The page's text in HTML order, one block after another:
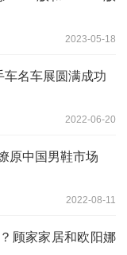
2023-05-18
车名车展圆满成功
2022-06-20
原中国男鞋市场
2022-08-11
顾家家居和欧阳娜